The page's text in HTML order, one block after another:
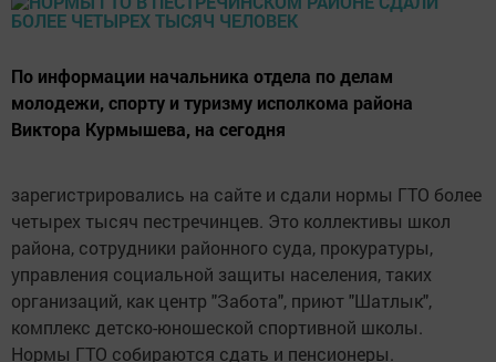
По информации начальника отдела по делам
молодежи, спорту и туризму исполкома района
Виктора Курмышева, на сегодня
зарегистрировались на сайте и сдали нормы ГТО более
четырех тысяч пестречинцев. Это коллективы школ
района, сотрудники районного суда, прокуратуры,
управления социальной защиты населения, таких
организаций, как центр "Забота", приют "Шатлык",
комплекс детско-юношеской спортивной школы.
Нормы ГТО собираются сдать и пенсионеры.